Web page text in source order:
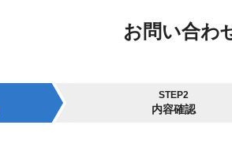
お問い合わ
STEP2
内容確認